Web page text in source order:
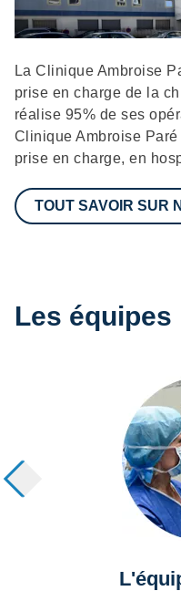
Description
La Clinique Ambroise
prise en charge de la
réalise 95% de ses
Clinique Ambroise
prise en charge, en
TOUT SAVOIR SUR
Les équipes